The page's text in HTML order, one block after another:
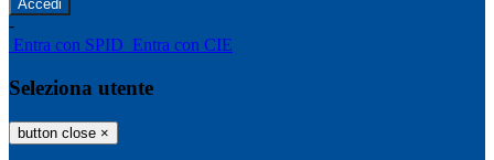
-
Entra con SPID Entra con CIE
Seleziona utente
button close ×